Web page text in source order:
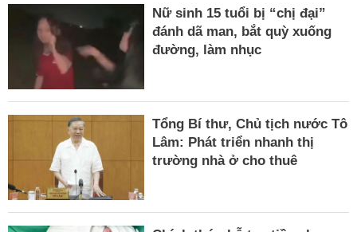
Nữ sinh 15 tuổi bị “chị đại”
đánh dã man, bắt quỳ xuống
đường, làm nhục
Tổng Bí thư, Chủ tịch nước Tô
Lâm: Phát triển nhanh thị
trường nhà ở cho thuê